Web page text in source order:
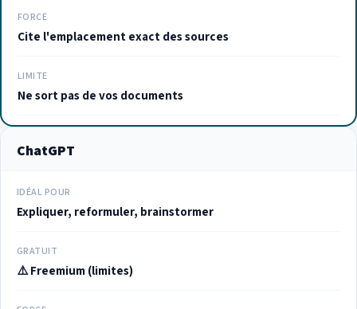
FORCE
Cite l'emplacement exact des sources
LIMITE
Ne sort pas de vos documents
ChatGPT
IDÉAL POUR
Expliquer, reformuler, brainstormer
GRATUIT
⚠️ Freemium (limites)